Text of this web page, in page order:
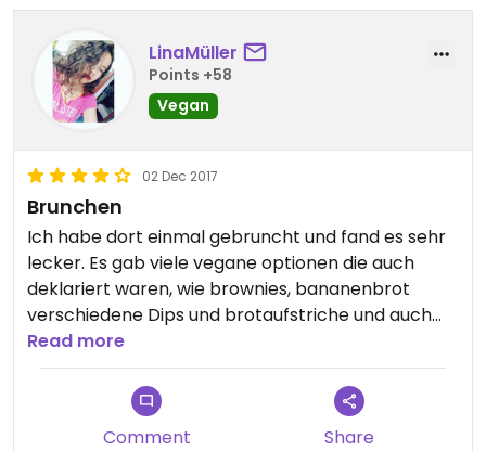
LinaMüller
Points +58
Vegan
02 Dec 2017
Brunchen
Ich habe dort einmal gebruncht und fand es sehr
lecker. Es gab viele vegane optionen die auch
deklariert waren, wie brownies, bananenbrot
verschiedene Dips und brotaufstriche und auch
das ein oder andere warme.
Read more
Comment Share